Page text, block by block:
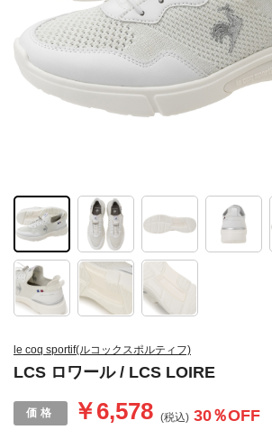
le coq sportif(ルコックスポルティフ)
LCS ロワール / LCS LOIRE
￥6,578 (税込) 30％OFF